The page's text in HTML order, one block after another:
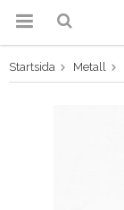
Startsida Metall